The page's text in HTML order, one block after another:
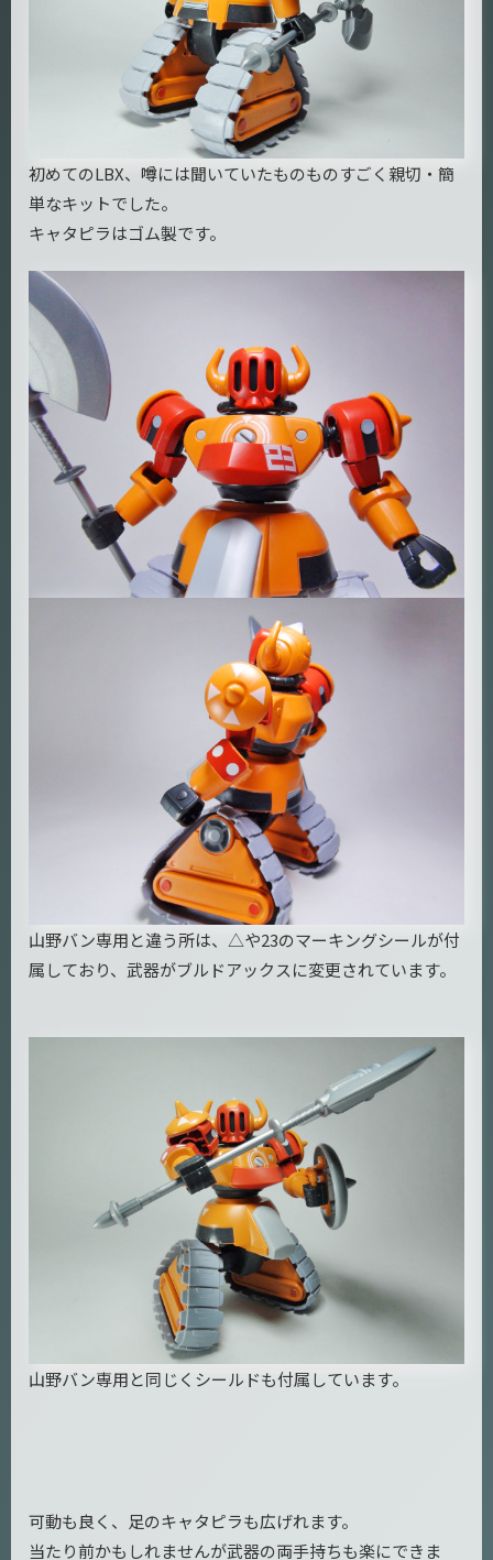
初めてのLBX、噂には聞いていたものものすごく親切・簡
単なキットでした。
キャタピラはゴム製です。
山野バン専用と違う所は、△や23のマーキングシールが付
属しており、武器がブルドアックスに変更されています。
山野バン専用と同じくシールドも付属しています。
可動も良く、足のキャタピラも広げれます。
当たり前かもしれませんが武器の両手持ちも楽にできま